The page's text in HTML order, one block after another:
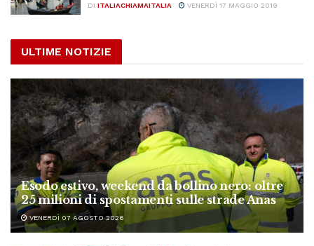
DI ITALIACHIAMAITALIA VENERDÌ 17 MAGGIO 2019
ULTIME NOTIZIE
Esodo estivo, weekend da bollino nero: oltre
25 milioni di spostamenti sulle strade Anas
VENERDÌ 07 AGOSTO 2026